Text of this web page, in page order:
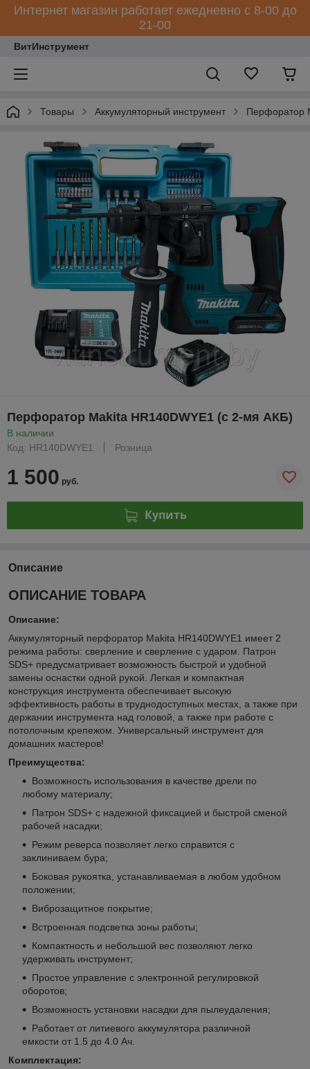
Интернет магазин работает ежедневно с 8-00 до
21-00
ВитИнструмент
Товары Аккумуляторный инструмент Перфоратор
Перфоратор Makita HR140DWYE1 (с 2-мя АКБ)
В наличии
Код: HR140DWYE1
Розница
1 500 руб.
Купить
Описание
ОПИСАНИЕ ТОВАРА
Описание:
Аккумуляторный перфоратор Makita HR140DWYE1 имеет 2
режима работы: сверление и сверление с ударом. Патрон
SDS+ предусматривает возможность быстрой и удобной
замены оснастки одной рукой. Легкая и компактная
конструкция инструмента обеспечивает высокую
эффективность работы в труднодоступных местах, а также при
держании инструмента над головой, а также при работе с
потолочным крепежом. Универсальный инструмент для
домашних мастеров!
Преимущества:
Возможность использования в качестве дрели по
любому материалу;
Патрон SDS+ с надежной фиксацией и быстрой сменой
рабочей насадки;
Режим реверса позволяет легко справится с
заклиниваем бура;
Боковая рукоятка, устанавливаемая в любом удобном
положении;
Виброзащитное покрытие;
Встроенная подсветка зоны работы;
Компактность и небольшой вес позволяют легко
удерживать инструмент;
Простое управление с электронной регулировкой
оборотов;
Возможность установки насадки для пылеудаления;
Работает от литиевого аккумулятора различной
емкости от 1.5 до 4.0 Ач.
Комплектация: